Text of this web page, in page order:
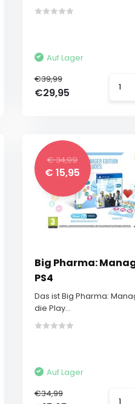
Auf Lager
€39,99
€29,95
€ 34,99
€ 15,95
Big Pharma:
PS4
Das ist Big Pharma:
die Play...
Auf Lager
€34,99